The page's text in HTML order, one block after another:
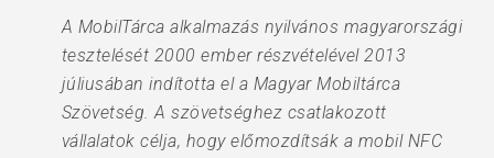
A MobilTárca alkalmazás nyilvános magyarországi
tesztelését 2000 ember részvételével 2013
júliusában indította el a Magyar Mobiltárca
Szövetség. A szövetséghez csatlakozott
vállalatok célja, hogy előmozdítsák a mobil NFC